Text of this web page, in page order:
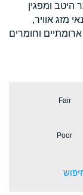
היטב ומפגין
מזג אוויר,
וחומרים
Fair
Poor